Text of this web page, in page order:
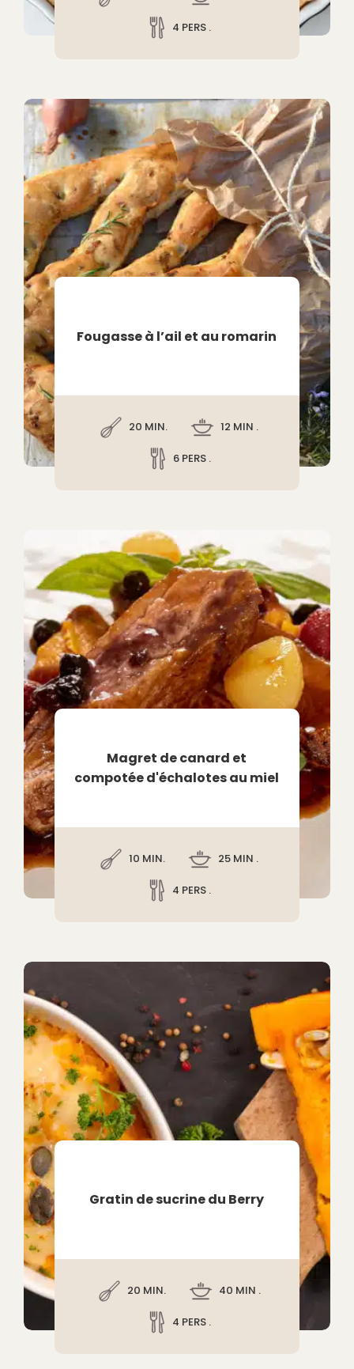
4 PERS .
Fougasse à l’ail et au romarin
20 MIN. 12 MIN .
6 PERS .
Magret de canard et
compotée d'échalotes au miel
10 MIN. 25 MIN .
4 PERS .
Gratin de sucrine du Berry
20 MIN. 40 MIN .
4 PERS .